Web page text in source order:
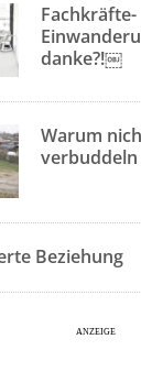
Fachkräfte-
danke?!￼
Warum
verbuddeln
Beziehung